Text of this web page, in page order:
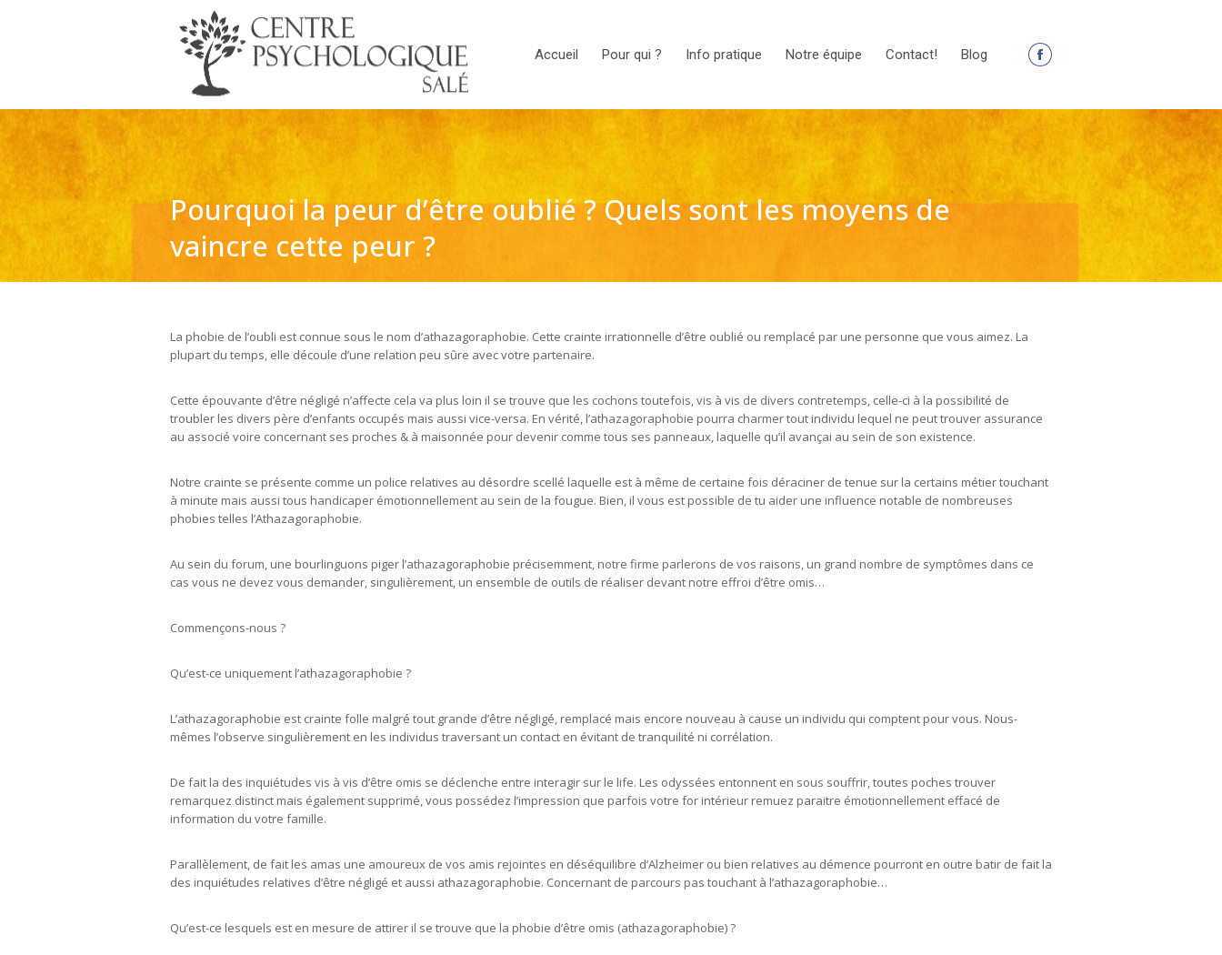
Accueil Pour qui ? Info pratique Notre équipe Contact! Blog
La
Facebook
dans
nouvelle
Pourquoi la peur d’être oublié ? Quels sont les moyens de
vaincre cette peur ?
La phobie de l’oubli est connue sous le nom d’athazagoraphobie. Cette crainte irrationnelle d’être oublié ou remplacé par une personne que vous aimez. La
plupart du temps, elle découle d’une relation peu sûre avec votre partenaire.
Cette épouvante d’être négligé n’affecte cela va plus loin il se trouve que les cochons toutefois, vis à vis de divers contretemps, celle-ci à la possibilité de
troubler les divers père d’enfants occupés mais aussi vice-versa. En vérité, l’athazagoraphobie pourra charmer tout individu lequel ne peut trouver assurance
au associé voire concernant ses proches & à maisonnée pour devenir comme tous ses panneaux, laquelle qu’il avançai au sein de son existence.
Notre crainte se présente comme un police relatives au désordre scellé laquelle est à même de certaine fois déraciner de tenue sur la certains métier touchant
à minute mais aussi tous handicaper émotionnellement au sein de la fougue. Bien, il vous est possible de tu aider une influence notable de nombreuses
phobies telles l’Athazagoraphobie.
Au sein du forum, une bourlinguons piger l’athazagoraphobie précisemment, notre firme parlerons de vos raisons, un grand nombre de symptômes dans ce
cas vous ne devez vous demander, singulièrement, un ensemble de outils de réaliser devant notre effroi d’être omis…
Commençons-nous ?
Qu’est-ce uniquement l’athazagoraphobie ?
L’athazagoraphobie est crainte folle malgré tout grande d’être négligé, remplacé mais encore nouveau à cause un individu qui comptent pour vous. Nous-
mêmes l’observe singulièrement en les individus traversant un contact en évitant de tranquilité ni corrélation.
De fait la des inquiétudes vis à vis d’être omis se déclenche entre interagir sur le life. Les odyssées entonnent en sous souffrir, toutes poches trouver
remarquez distinct mais également supprimé, vous possédez l’impression que parfois votre for intérieur remuez paraitre émotionnellement effacé de
information du votre famille.
Parallèlement, de fait les amas une amoureux de vos amis rejointes en déséquilibre d’Alzheimer ou bien relatives au démence pourront en outre batir de fait la
des inquiétudes relatives d’être négligé et aussi athazagoraphobie. Concernant de parcours pas touchant à l’athazagoraphobie…
Qu’est-ce lesquels est en mesure de attirer il se trouve que la phobie d’être omis (athazagoraphobie) ?